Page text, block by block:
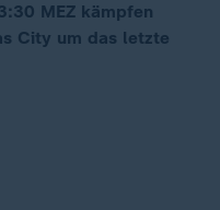
MEZ kämpfen
City um das letzte